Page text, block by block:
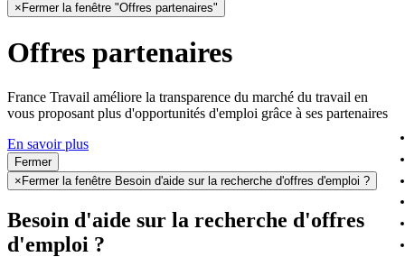
× Fermer la fenêtre "Offres partenaires"
Offres partenaires
France Travail améliore la transparence du marché du travail en
vous proposant plus d'opportunités d'emploi grâce à ses partenaires
En savoir plus
Fermer
× Fermer la fenêtre Besoin d'aide sur la recherche d'offres d'emploi ?
Besoin d'aide sur la recherche d'offres
d'emploi ?